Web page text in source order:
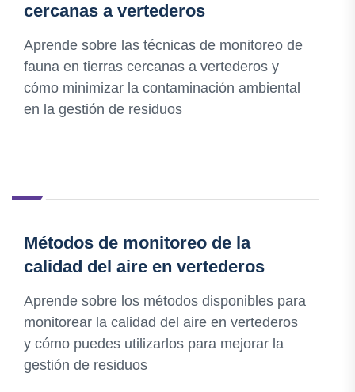
cercanas a vertederos
Aprende sobre las técnicas de monitoreo de
fauna en tierras cercanas a vertederos y
cómo minimizar la contaminación ambiental
en la gestión de residuos
Métodos de monitoreo de la
calidad del aire en vertederos
Aprende sobre los métodos disponibles para
monitorear la calidad del aire en vertederos
y cómo puedes utilizarlos para mejorar la
gestión de residuos